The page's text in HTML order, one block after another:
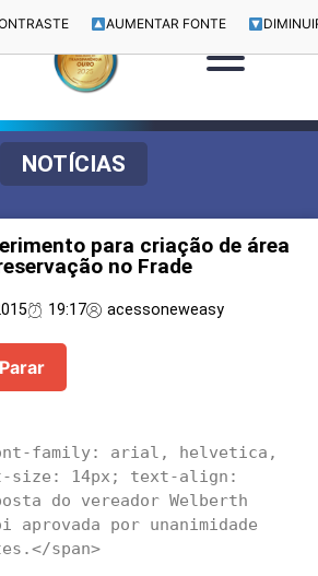
AUMENTAR FONTE
NOTÍCIAS
para criação de área
no Frade
19:17 acessoneweasy
Parar
size: 14px; text-align:
do vereador Welberth
aprovada por unanimidade